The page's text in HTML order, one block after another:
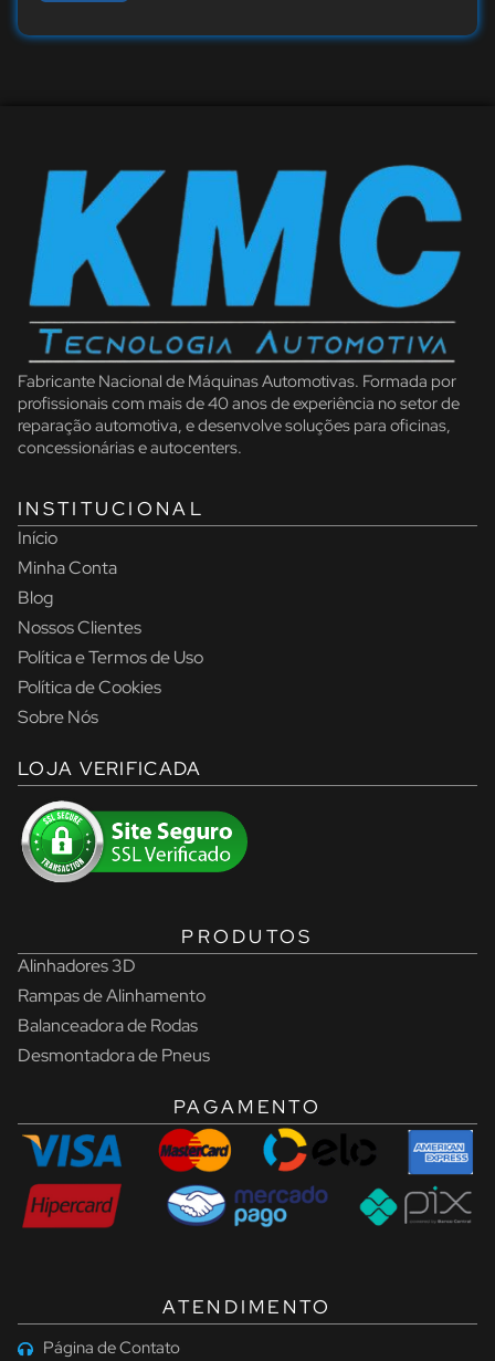
Fabricante Nacional de Máquinas Automotivas. Formada por
profissionais com mais de 40 anos de experiência no setor de
reparação automotiva, e desenvolve soluções para oficinas,
concessionárias e autocenters.
INSTITUCIONAL
Início
Minha Conta
Blog
Nossos Clientes
Política e Termos de Uso
Política de Cookies
Sobre Nós
LOJA VERIFICADA
PRODUTOS
Alinhadores 3D
Rampas de Alinhamento
Balanceadora de Rodas
Desmontadora de Pneus
PAGAMENTO
ATENDIMENTO
Página de Contato